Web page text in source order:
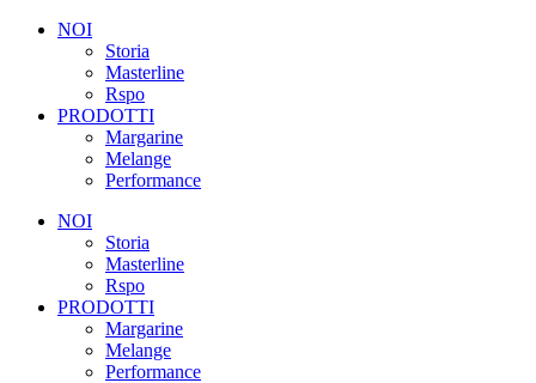
NOI
Storia
Masterline
Rspo
PRODOTTI
Margarine
Melange
Performance
NOI
Storia
Masterline
Rspo
PRODOTTI
Margarine
Melange
Performance